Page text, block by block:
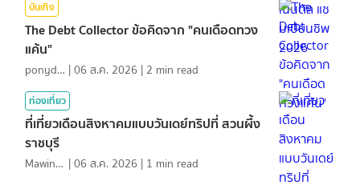
บันเทิง
The Debt Collector ข้อคิดจาก "คนเดือดทวง
แค้น"
ponydiary |06 ส.ค. 2026 | 2 min read
ท่องเที่ยว
ที่เที่ยวเดือนสิงหาคมแบบวันเดย์ทริปที่ สวนผึ้ง
ราชบุรี
MawinMatravel |06 ส.ค. 2026 | 1 min read